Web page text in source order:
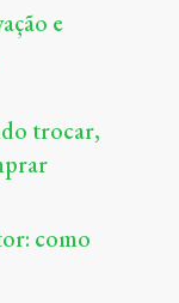
e
trocar,
como